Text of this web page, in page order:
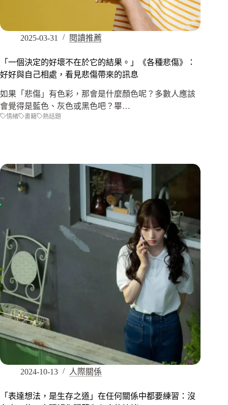
2025-03-31 閱讀推薦
「一個決定的好壞不在於它的結果。」《各種悲傷》：
好好與自己相處，看見悲傷帶來的訊息
如果「悲傷」有色彩，那會是什麼顏色呢？多數人應該
會覺得是藍色、灰色或黑色吧？畢…
情緒 書籍 熱話題
2024-10-13 人際關係
「表達想法，是生存之道」在任何關係中都要練習：沒